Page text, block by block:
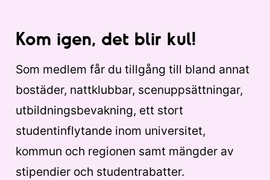
Kom igen, det blir kul!
Som medlem får du tillgång till bland annat
bostäder, nattklubbar, scenuppsättningar,
utbildningsbevakning, ett stort
studentinflytande inom universitet,
kommun och regionen samt mängder av
stipendier och studentrabatter.